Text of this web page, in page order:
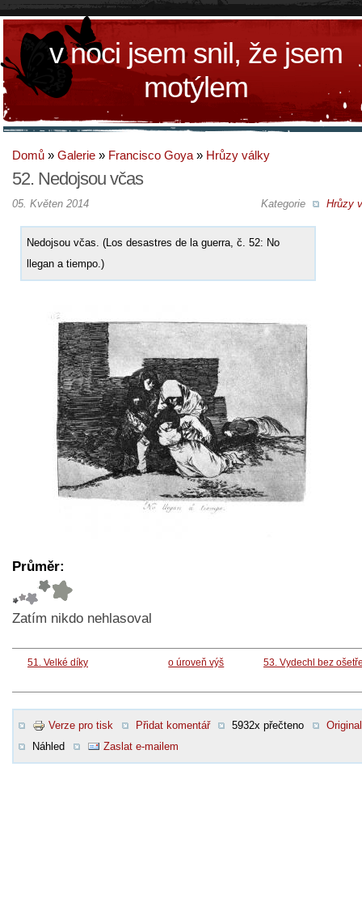
v noci jsem snil, že jsem
motýlem
Domů » Galerie » Francisco Goya » Hrůzy války
52. Nedojsou včas
Kategorie Hrůzy
05. Květen 2014
Nedojsou včas. (Los desastres de la guerra, č. 52: No
llegan a tiempo.)
Průměr:
Zatím nikdo nehlasoval
51. Velké díky o úroveň výš 53. Vydechl bez
Verze pro tisk Přidat komentář 5932x přečteno
Original
Náhled
Zaslat e-mailem